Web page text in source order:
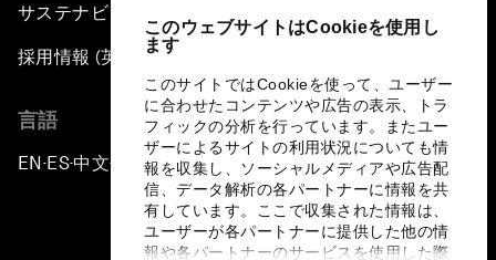
このウェブサイトはCookieを使用し
ます
このサイトではCookieを使って、ユーザー
に合わせたコンテンツや広告の表示、トラ
フィックの分析を行っています。またユー
ザーによるサイトの利用状況についても情
報を収集し、ソーシャルメディアや広告配
信、データ解析の各パートナーに情報を共
有しています。ここで収集された情報は、
ユーザーが各パートナーに提供した他の情
報や各パートナーのサービスを使用した際
サステナビリティへの取り組み
採用情報 (英語のみ)
言語
EN ▪ES▪中文▪ 日本語